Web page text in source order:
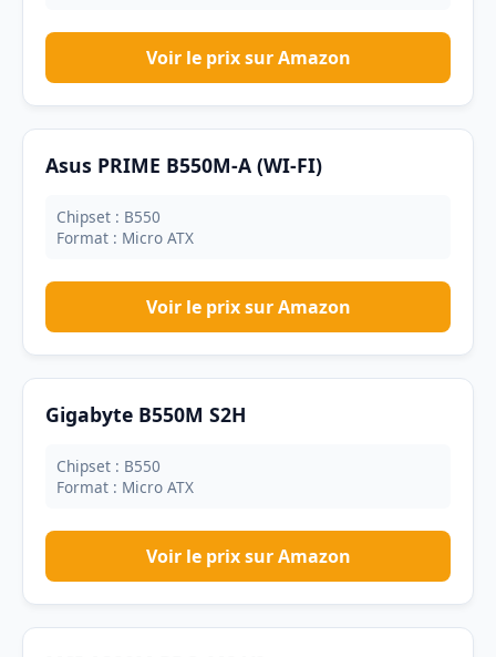
Voir le prix sur Amazon
Asus PRIME B550M-A (WI-FI)
Chipset : B550
Format : Micro ATX
Voir le prix sur Amazon
Gigabyte B550M S2H
Chipset : B550
Format : Micro ATX
Voir le prix sur Amazon